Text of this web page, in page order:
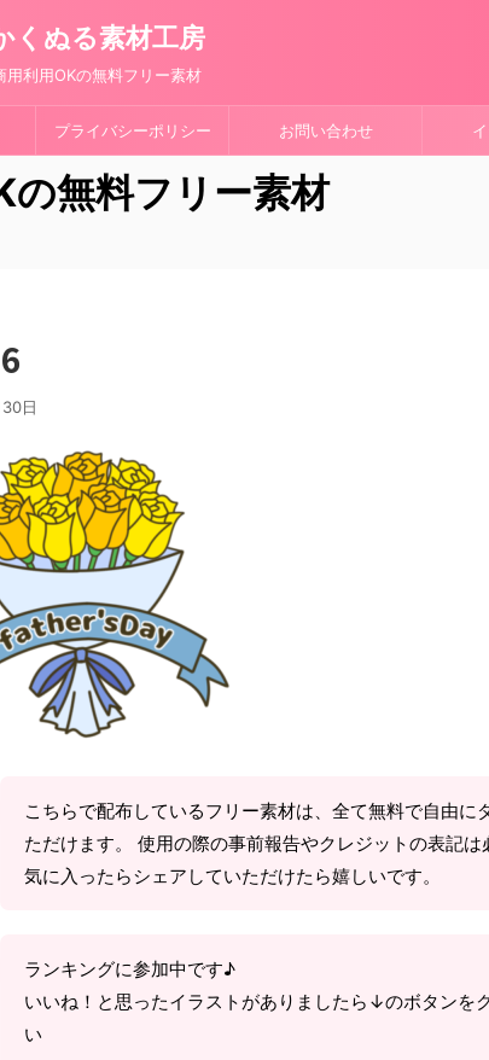
くぬる素材工房
用利用OKの無料フリー素材
プライバシーポリシー お問い合わせ
の無料フリー素材
日
こちらで配布しているフリー素材は、全て無料で自由に
ただけます。 使用の際の事前報告やクレジットの表記は
気に入ったらシェアしていただけたら嬉しいです。
ランキングに参加中です♪
いいね！と思ったイラストがありましたら↓のボタンを
い